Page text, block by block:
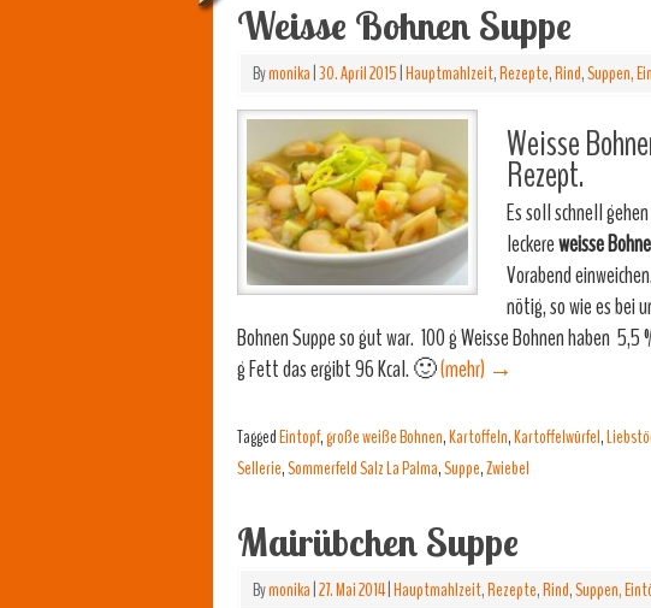
Weisse Bohnen Suppe
Bymonika|30. April 2015|Hauptmahlzeit,Rezepte,Rind,Suppen,
Weisse
Rezept.
Es soll schnell
leckereweisse
Vorabend
nötig, so wie es bei
Bohnen Suppe so gut war. 100 g Weisse Bohnen haben
g Fett das ergibt 96 Kcal. 🙂(mehr) →
TaggedEintopf,große weiße Bohnen,Kartoffeln,Kartoffelwürfel,
Sellerie,Sommerfeld Salz La Palma,Suppe,Zwiebel
Mairübchen Suppe
Bymonika|27. Mai 2014|Hauptmahlzeit,Rezepte,Rind,Suppen,